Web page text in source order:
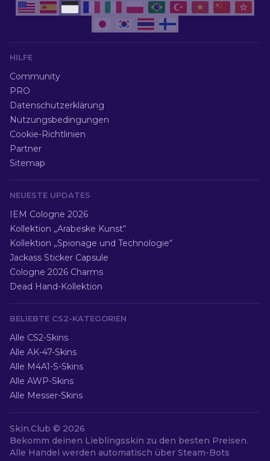
HILFE
Community
PRO
Datenschutzerklärung
Nutzungsbedingungen
Cookie-Richtlinien
Partner
Sitemap
NEUESTE UPDATES
IEM Cologne 2026
Kollektion „Arabeske Kunst“
Kollektion „Spionage und Technologie“
Jackass Sticker Capsule
Cologne 2026 Charms
Dead Hand-Kollektion
BELIEBTE CS2-KATEGORIEN
Alle CS2-Skins
Alle AK-47-Skins
Alle M4A1-S-Skins
Alle AWP-Skins
Alle Messer-Skins
Skin.Club © 2026
Bekomm deinen Lieblingsskin zu den besten Preisen.
Alle Handel werden automatisch über Steam-Bots